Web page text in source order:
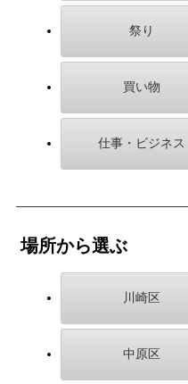
祭り
買い物
仕事・ビジネス
場所から選ぶ
川崎区
中原区